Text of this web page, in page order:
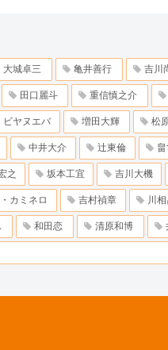
大城卓三 亀井善行 吉川
田口麗斗 重信慎之介
ビヤヌエバ 増田大輝 松
中井大介 辻東倫
之 坂本工宜 吉川大機
・カミネロ 吉村禎章 川
和田恋 清原和博